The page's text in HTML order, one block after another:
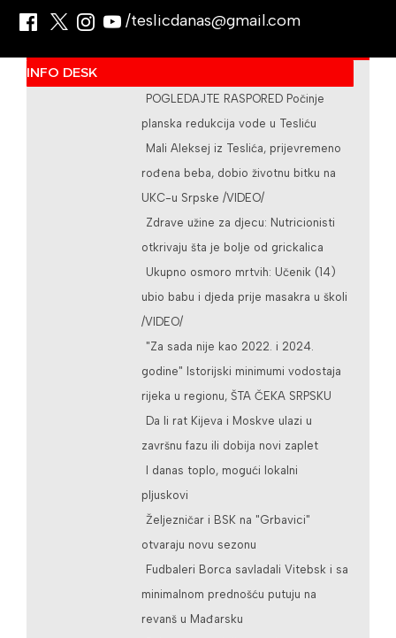
/teslicdanas@gmail.com
INFO DESK
POGLEDAJTE RASPORED Počinje
planska redukcija vode u Tesliću
Mali Aleksej iz Teslića, prijevremeno
rođena beba, dobio životnu bitku na
UKC-u Srpske /VIDEO/
Zdrave užine za djecu: Nutricionisti
otkrivaju šta je bolje od grickalica
Ukupno osmoro mrtvih: Učenik (14)
ubio babu i djeda prije masakra u školi
/VIDEO/
"Za sada nije kao 2022. i 2024.
godine" Istorijski minimumi vodostaja
rijeka u regionu, ŠTA ČEKA SRPSKU
Da li rat Kijeva i Moskve ulazi u
završnu fazu ili dobija novi zaplet
I danas toplo, mogući lokalni
pljuskovi
Željezničar i BSK na "Grbavici"
otvaraju novu sezonu
Fudbaleri Borca savladali Vitebsk i sa
minimalnom prednošću putuju na
revanš u Mađarsku